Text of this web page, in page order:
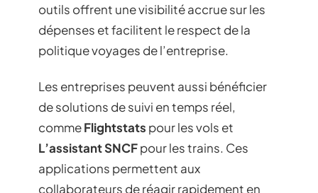
outils offrent une visibilité accrue sur les
dépenses et facilitent le respect de la
politique voyages de l’entreprise.
Les entreprises peuvent aussi bénéficier
de solutions de suivi en temps réel,
commeFlightstats pour les vols et
L’assistant SNCFpour les trains. Ces
applications permettent aux
collaborateurs de réagir rapidement en